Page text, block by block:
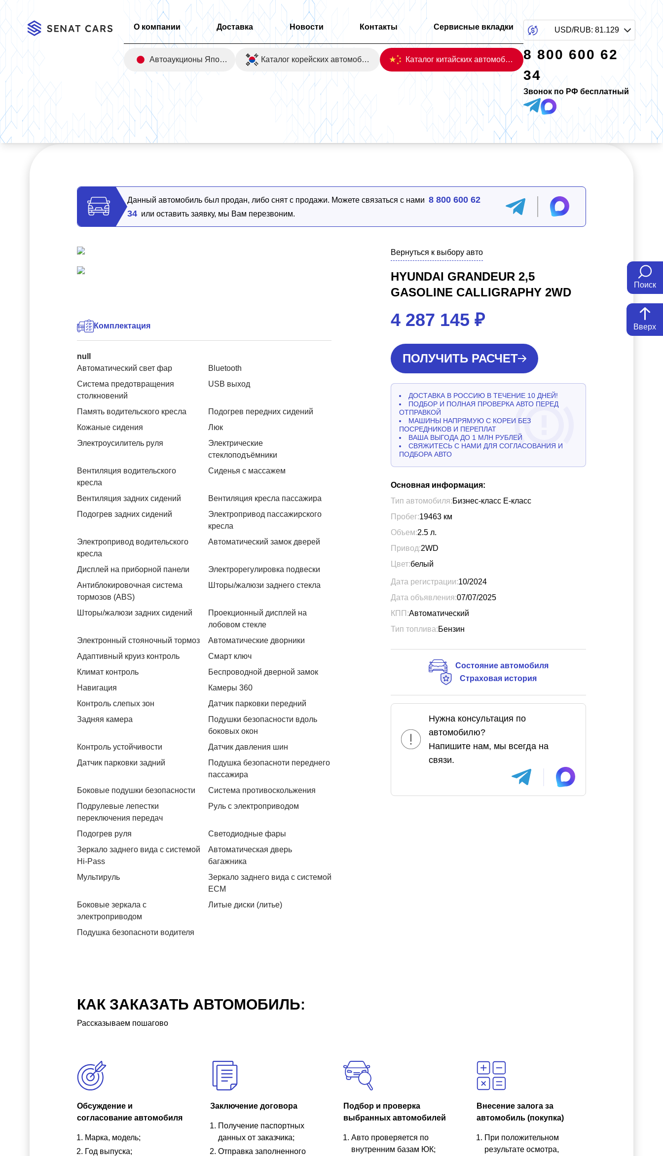
Поиск
Вверх
О компании Доставка Новости Контакты Сервисные вкладки
Автоаукционы Японии Каталог корейских автомобилей Каталог китайских автомобилей
USD/RUB: 81.129
8 800 600 62
34
Звонок по РФ бесплатный
Главная/Каталог Hyundai Grandeur 2,5 Gasoline Calligraphy 2WD
Данный автомобиль был продан, либо снят с продажи. Можете связаться с нами 8 800 600 62
34 или оставить заявку, мы Вам перезвоним.
Комплектация
null
Автоматический свет фар
Bluetooth
Система предотвращения
столкновений
USB выход
Память водительского кресла
Подогрев передних сидений
Кожаные сидения
Люк
Электроусилитель руля
Электрические
стеклоподъёмники
Вентиляция водительского
кресла
Сиденья с массажем
Вентиляция задних сидений
Вентиляция кресла пассажира
Подогрев задних сидений
Электропривод пассажирского
кресла
Электропривод водительского
кресла
Автоматический замок дверей
Дисплей на приборной панели
Электрорегулировка подвески
Антиблокировочная система
тормозов (ABS)
Шторы/жалюзи заднего стекла
Шторы/жалюзи задних сидений
Проекционный дисплей на
лобовом стекле
Электронный стояночный тормоз
Автоматические дворники
Адаптивный круиз контроль
Смарт ключ
Климат контроль
Беспроводной дверной замок
Навигация
Камеры 360
Контроль слепых зон
Датчик парковки передний
Задняя камера
Подушки безопасности вдоль
боковых окон
Контроль устойчивости
Датчик давления шин
Датчик парковки задний
Подушка безопасноти переднего
пассажира
Боковые подушки безопасности
Система противоскольжения
Подрулевые лепестки
переключения передач
Руль с электроприводом
Подогрев руля
Светодиодные фары
Зеркало заднего вида с системой
Hi-Pass
Автоматическая дверь
багажника
Мультируль
Зеркало заднего вида с системой
ЕСМ
Боковые зеркала с
электроприводом
Литые диски (литье)
Подушка безопасноти водителя
Вернуться к выбору авто
HYUNDAI GRANDEUR 2,5
GASOLINE CALLIGRAPHY 2WD
4 287 145 ₽
ПОЛУЧИТЬ РАСЧЕТ
ДОСТАВКА В РОССИЮ В ТЕЧЕНИЕ 10 ДНЕЙ!
ПОДБОР И ПОЛНАЯ ПРОВЕРКА АВТО ПЕРЕД
ОТПРАВКОЙ
МАШИНЫ НАПРЯМУЮ С КОРЕИ БЕЗ
ПОСРЕДНИКОВ И ПЕРЕПЛАТ
ВАША ВЫГОДА ДО 1 МЛН РУБЛЕЙ
СВЯЖИТЕСЬ С НАМИ ДЛЯ СОГЛАСОВАНИЯ И
ПОДБОРА АВТО
Основная информация:
Тип автомобиля:Бизнес-класс Е-класс
Пробег:19463 км
Объем:2.5 л.
Привод:2WD
Цвет:белый
Дата регистрации:10/2024
Дата объявления:07/07/2025
КПП:Автоматический
Тип топлива:Бензин
Состояние автомобиля
Страховая история
Нужна консультация по
автомобилю?
Напишите нам, мы всегда на
связи.
КАК ЗАКАЗАТЬ АВТОМОБИЛЬ:
Рассказываем пошагово
Обсуждение и
согласование автомобиля
Марка, модель;
Год выпуска;
Заключение договора
Получение паспортных
данных от заказчика;
Отправка заполненного
Подбор и проверка
выбранных автомобилей
Авто проверяется по
внутренним базам ЮК;
Внесение залога за
автомобиль (покупка)
При положительном
результате осмотра,